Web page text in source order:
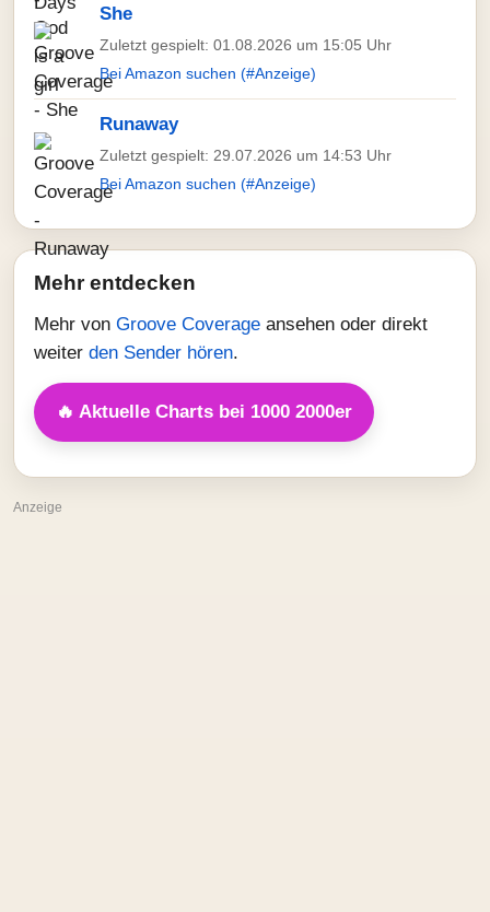
She
Zuletzt gespielt: 01.08.2026 um 15:05 Uhr
Bei Amazon suchen (#Anzeige)
Runaway
Zuletzt gespielt: 29.07.2026 um 14:53 Uhr
Bei Amazon suchen (#Anzeige)
Mehr entdecken
Mehr von Groove Coverage ansehen oder direkt
weiter den Sender hören.
🔥 Aktuelle Charts bei 1000 2000er
Anzeige